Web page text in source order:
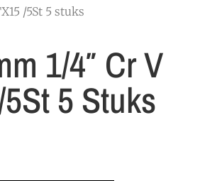
/5St 5 stuks
1/4″ Cr V
5 Stuks